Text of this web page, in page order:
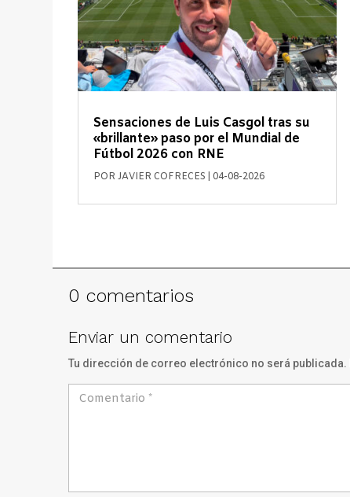
Sensaciones de Luis Casgol tras su
«brillante» paso por el Mundial de
Fútbol 2026 con RNE
PORJAVIER COFRECES 04-08-2026
0 comentarios
Enviar un comentario
Tu dirección de correo electrónico no será publicada.